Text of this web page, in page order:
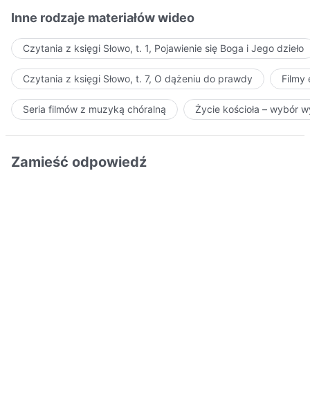
Inne rodzaje materiałów wideo
Czytania z księgi Słowo, t. 1, Pojawienie się Boga i Jego dzieło
Czytania z księgi Słowo, t. 7, O dążeniu do prawdy Filmy
Seria filmów z muzyką chóralną Życie kościoła – wybór
Zamieść odpowiedź